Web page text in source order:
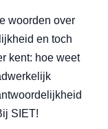
woorden over
en toch
kent: hoe weet
SIET!